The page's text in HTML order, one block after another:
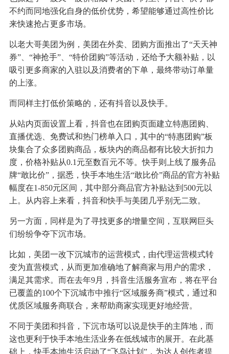
不约而同地强化自身的低价优势，希望能够通过高性价比
来快速抢占更多市场。
以老大哥美团为例，美团在外卖、团购方面推出了“天天神
券”、“神抢手”、“特价团购”等活动，还给予大额补贴，以
吸引更多商家的入驻以及消费者的下单，最终带动订单量
的上涨。
而同样主打低价策略的，还有抖音以及快手。
从站内页面设置上看，抖音也在团购页面建立特惠团购、
直播优选、免费试和热门榜单入口，其中的“特惠团购”板
块集合了众多团购商品，板块内的商品都有比较大折扣力
度，价格补贴从0.1元至数百元不等。快手则上线了服务品
牌“敢比价”，据悉，快手本地生活“敢比价”商品的官方补贴
幅度在1-850元区间，其中部分商品官方补贴达到500元以
上。从内容上来看，抖音和快手与美团几乎别无二致。
另一方面，同样是为了寻找更多的增量空间，互联网巨头
们纷纷争夺下沉市场。
比如，美团一改下沉城市的运营模式，由代理运营模式转
变为直营模式，从而更加准确地了解商家与用户的需求，
满足其需求。而在去年9月，抖音生活服务宣布，将在平台
已覆盖的100个下沉城市中推行“区域服务商”模式，通过和
优质区域服务商联合，来帮助商家实现更好地经营。
不同于美团和抖音，下沉市场可以说是快手的主阵地，而
这也更利于快手本地生活业务在低线城市的展开。在此基
础上，快手本地生活启动了“飞鸟计划”，为达人创作者提